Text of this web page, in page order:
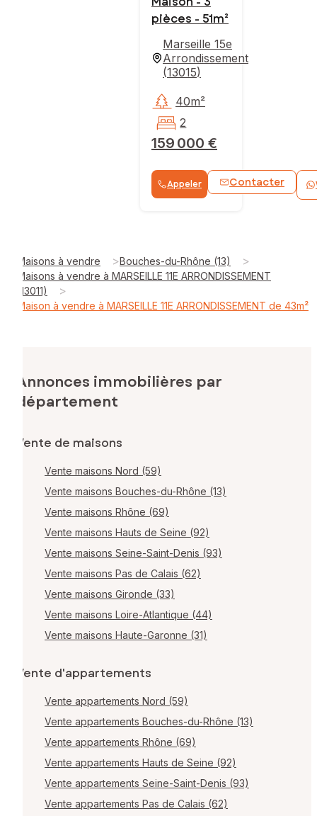
pièces - 51m²
Marseille 15e
Arrondissement
(13015)
159 000 €
40m²
2
Appeler Contacter
Maisons à vendre >Bouches-du-Rhône (13) >
Maisons à vendre à MARSEILLE 11E ARRONDISSEMENT
(13011)
>
Maison à vendre à MARSEILLE 11E ARRONDISSEMENT de 43m²
Annonces immobilières par
département
Vente de maisons
Vente maisons Nord (59)
Vente maisons Bouches-du-Rhône (13)
Vente maisons Rhône (69)
Vente maisons Hauts de Seine (92)
Vente maisons Seine-Saint-Denis (93)
Vente maisons Pas de Calais (62)
Vente maisons Gironde (33)
Vente maisons Loire-Atlantique (44)
Vente maisons Haute-Garonne (31)
Vente d'appartements
Vente appartements Nord (59)
Vente appartements Bouches-du-Rhône (13)
Vente appartements Rhône (69)
Vente appartements Hauts de Seine (92)
Vente appartements Seine-Saint-Denis (93)
Vente appartements Pas de Calais (62)